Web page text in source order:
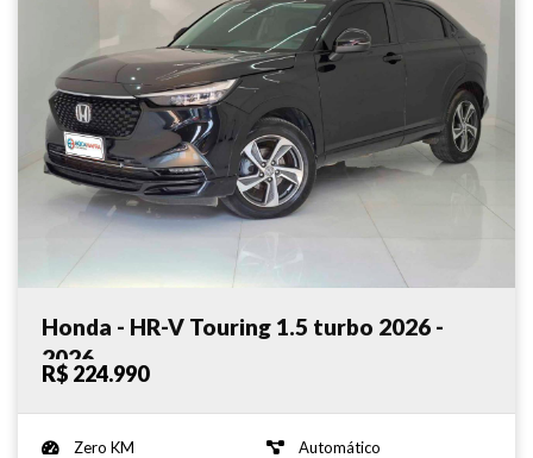
Honda - HR-V Touring 1.5 turbo 2026 -
2026
R$ 224.990
Zero KM
Automático